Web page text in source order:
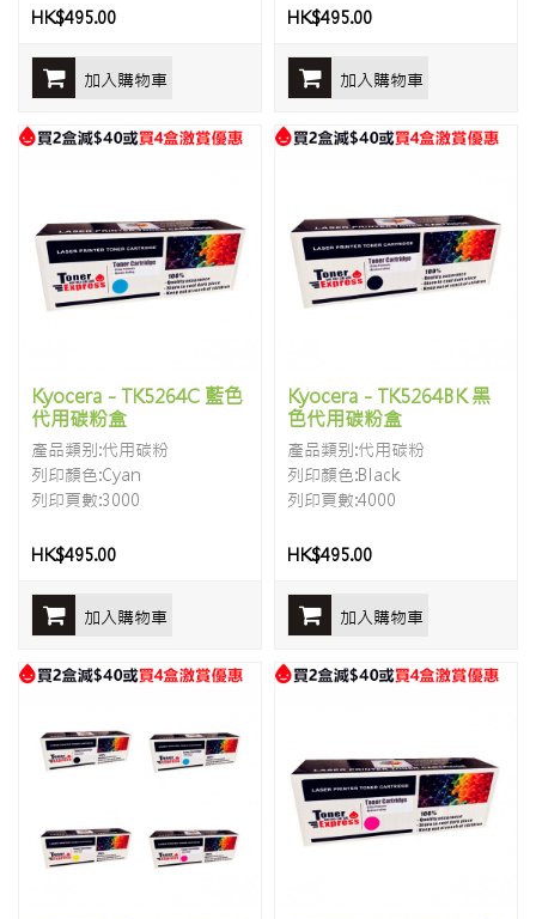
HK$495.00
加入購物車
HK$495.00
加入購物車
Kyocera - TK5264C 藍色
代用碳粉盒
產品類别:代用碳粉
列印顏色:Cyan
列印頁數:3000
HK$495.00
加入購物車
Kyocera - TK5264BK 黑
色代用碳粉盒
產品類别:代用碳粉
列印顏色:Black
列印頁數:4000
HK$495.00
加入購物車